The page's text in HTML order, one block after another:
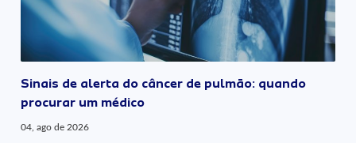
Sinais de alerta do câncer de pulmão: quando
procurar um médico
04, ago de 2026